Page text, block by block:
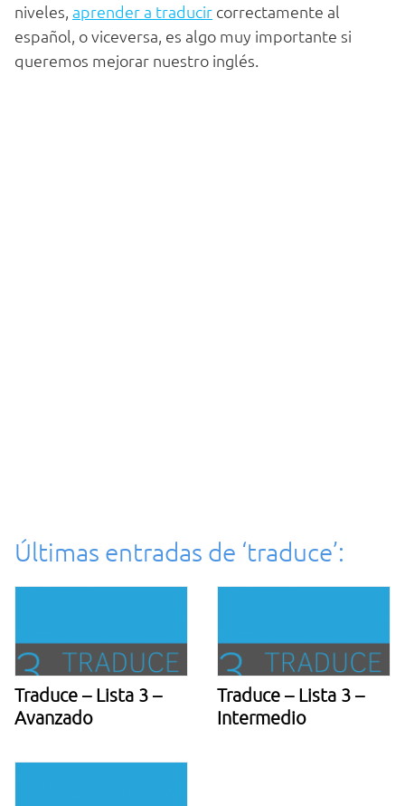
niveles, aprender a traducir correctamente al
español, o viceversa, es algo muy importante si
queremos mejorar nuestro inglés.
Últimas entradas de ‘traduce’:
Traduce – Lista 3 –
Avanzado
Traduce – Lista 3 –
Intermedio